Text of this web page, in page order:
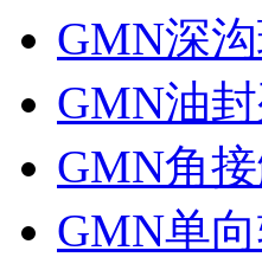
GMN深
GMN油
GMN角
GMN单